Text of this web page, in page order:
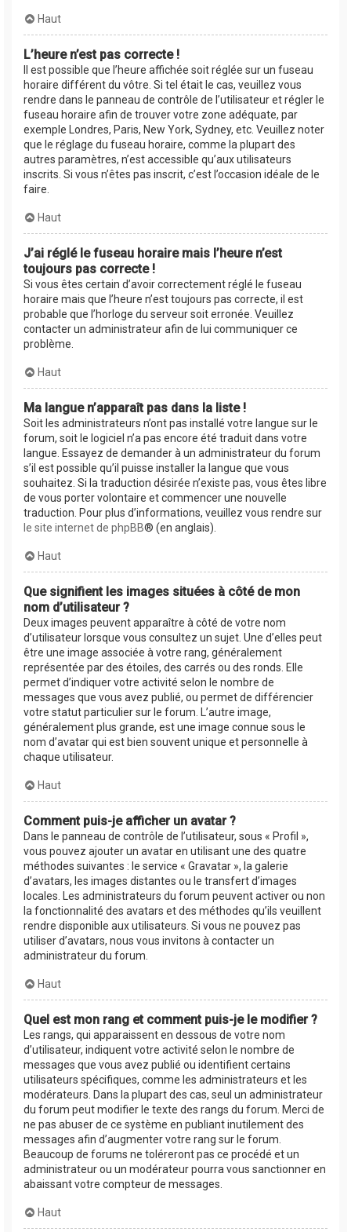
Haut
L’heure n’est pas correcte !
Il est possible que l’heure affichée soit réglée sur un fuseau
horaire différent du vôtre. Si tel était le cas, veuillez vous
rendre dans le panneau de contrôle de l’utilisateur et régler le
fuseau horaire afin de trouver votre zone adéquate, par
exemple Londres, Paris, New York, Sydney, etc. Veuillez noter
que le réglage du fuseau horaire, comme la plupart des
autres paramètres, n’est accessible qu’aux utilisateurs
inscrits. Si vous n’êtes pas inscrit, c’est l’occasion idéale de le
faire.
Haut
J’ai réglé le fuseau horaire mais l’heure n’est
toujours pas correcte !
Si vous êtes certain d’avoir correctement réglé le fuseau
horaire mais que l’heure n’est toujours pas correcte, il est
probable que l’horloge du serveur soit erronée. Veuillez
contacter un administrateur afin de lui communiquer ce
problème.
Haut
Ma langue n’apparaît pas dans la liste !
Soit les administrateurs n’ont pas installé votre langue sur le
forum, soit le logiciel n’a pas encore été traduit dans votre
langue. Essayez de demander à un administrateur du forum
s’il est possible qu’il puisse installer la langue que vous
souhaitez. Si la traduction désirée n’existe pas, vous êtes libre
de vous porter volontaire et commencer une nouvelle
traduction. Pour plus d’informations, veuillez vous rendre sur
le site internet de phpBB® (en anglais).
Haut
Que signifient les images situées à côté de mon
nom d’utilisateur ?
Deux images peuvent apparaître à côté de votre nom
d’utilisateur lorsque vous consultez un sujet. Une d’elles peut
être une image associée à votre rang, généralement
représentée par des étoiles, des carrés ou des ronds. Elle
permet d’indiquer votre activité selon le nombre de
messages que vous avez publié, ou permet de différencier
votre statut particulier sur le forum. L’autre image,
généralement plus grande, est une image connue sous le
nom d’avatar qui est bien souvent unique et personnelle à
chaque utilisateur.
Haut
Comment puis-je afficher un avatar ?
Dans le panneau de contrôle de l’utilisateur, sous « Profil »,
vous pouvez ajouter un avatar en utilisant une des quatre
méthodes suivantes : le service « Gravatar », la galerie
d’avatars, les images distantes ou le transfert d’images
locales. Les administrateurs du forum peuvent activer ou non
la fonctionnalité des avatars et des méthodes qu’ils veuillent
rendre disponible aux utilisateurs. Si vous ne pouvez pas
utiliser d’avatars, nous vous invitons à contacter un
administrateur du forum.
Haut
Quel est mon rang et comment puis-je le modifier ?
Les rangs, qui apparaissent en dessous de votre nom
d’utilisateur, indiquent votre activité selon le nombre de
messages que vous avez publié ou identifient certains
utilisateurs spécifiques, comme les administrateurs et les
modérateurs. Dans la plupart des cas, seul un administrateur
du forum peut modifier le texte des rangs du forum. Merci de
ne pas abuser de ce système en publiant inutilement des
messages afin d’augmenter votre rang sur le forum.
Beaucoup de forums ne toléreront pas ce procédé et un
administrateur ou un modérateur pourra vous sanctionner en
abaissant votre compteur de messages.
Haut